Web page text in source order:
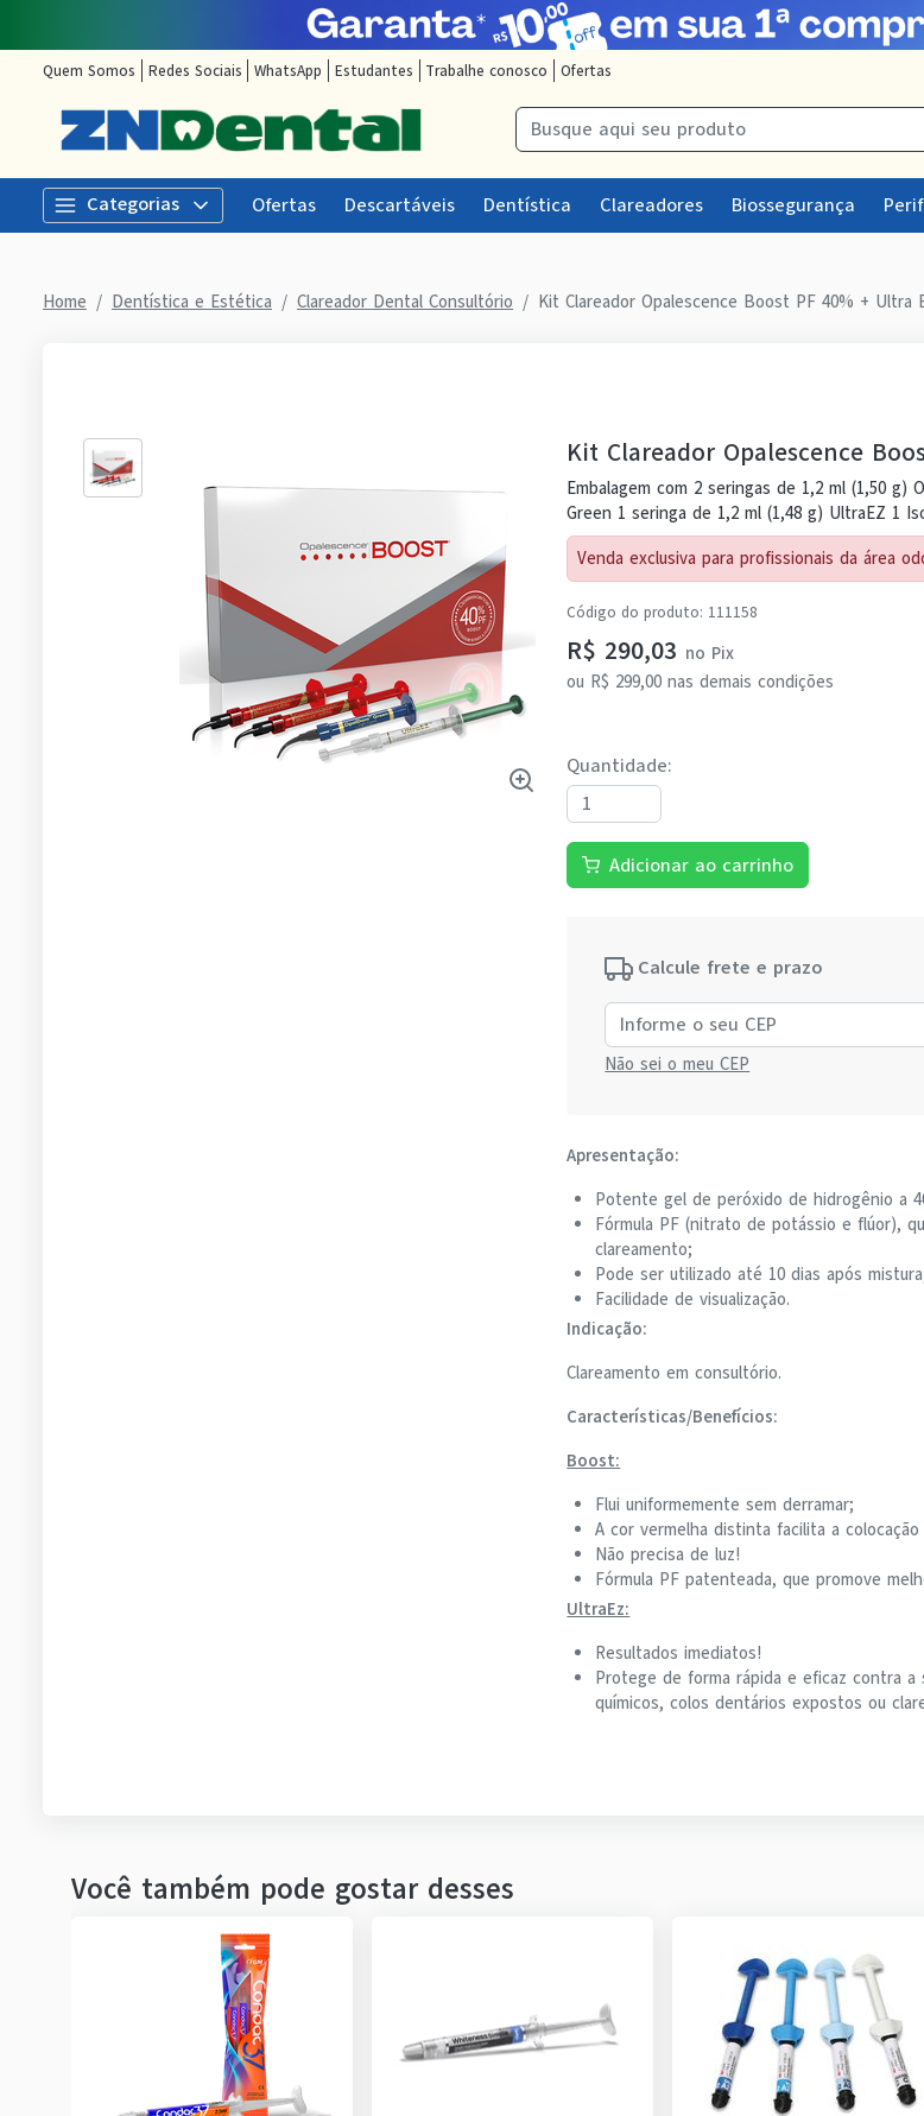
Quem Somos Redes Sociais WhatsApp Estudantes Trabalhe conosco Ofertas
Categorias Ofertas Descartáveis Dentística Clareadores Biossegurança
Home Dentística e Estética Clareador Dental Consultório Kit Clareador Opalescence Boost PF 40% + Ultra
Kit Clareador Opalescence
Embalagem com 2 seringas de 1,2 ml (1,50
Green 1 seringa de 1,2 ml (1,48 g) UltraEZ 1
Venda exclusiva para profissionais da área
Código do produto: 111158
R$ 290,03 no Pix
ou R$ 299,00 nas demais condições
Quantidade:
Adicionar ao carrinho
Calcule frete e prazo
Não sei o meu CEP
Apresentação:
Potente gel de peróxido de hidrogênio a
Fórmula PF (nitrato de potássio e flúor),
clareamento;
Pode ser utilizado até 10 dias após
Facilidade de visualização.
Indicação:
Clareamento em consultório.
Características/Benefícios:
Boost:
Flui uniformemente sem derramar;
A cor vermelha distinta facilita a
Não precisa de luz!
Fórmula PF patenteada, que promove
UltraEz:
Resultados imediatos!
Protege de forma rápida e eficaz contra
químicos, colos dentários expostos ou
Você também pode gostar desses